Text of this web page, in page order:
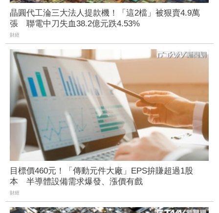
晶圓代工淪三大法人提款機！「這2檔」被狠賣4.9萬
張 聯電中刀失血38.2億元跌4.53%
財經
目標價460元！「傳動元件大廠」EPS拚賺超過1股
本 半導體設備需求爆發、漲價有戲
財經